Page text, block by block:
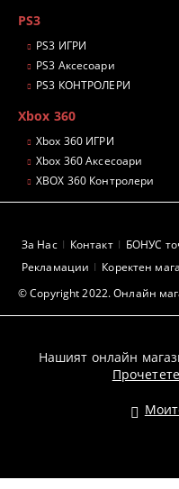
PS3
PS3 ИГРИ
PS3 Аксесоари
PS3 КОНТРОЛЕРИ
Xbox 360
Xbox 360 ИГРИ
Xbox 360 Аксесоари
XBOX 360 Контролери
© Copyright 2022. Онлайн
За Нас Контакт БОНУС
Рекламации
Коректен
Нашият онлайн